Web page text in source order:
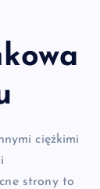
ciężkimi
strony to